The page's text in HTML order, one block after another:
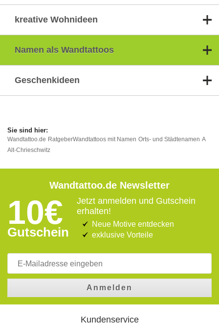
kreative Wohnideen
Namen als Wandtattoos
Geschenkideen
Wandtattoo.de RatgeberWandtattoos mit Namen Orts- und Städtenamen A
Alt-Chrieschwitz
Wandtattoo.de Newsletter
10€
Gutschein
Jetzt anmelden und Gutschein
erhalten!
Neue Motive entdecken
exklusive Vorteile
Anmelden
Kundenservice